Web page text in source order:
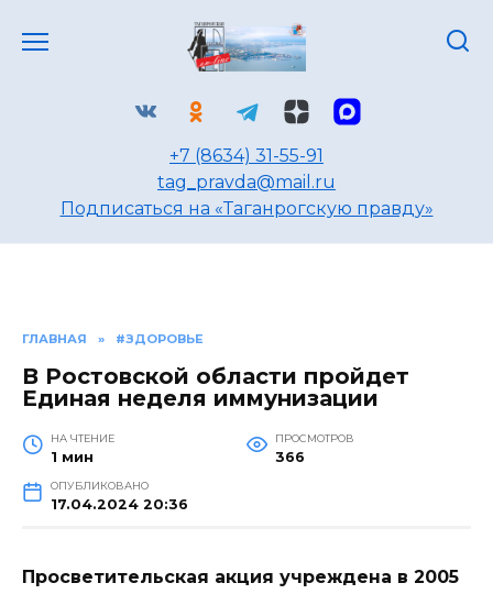
+7 (8634) 31-55-91
tag_pravda@mail.ru
Подписаться на «Таганрогскую правду»
ГЛАВНАЯ » #ЗДОРОВЬЕ
В Ростовской области пройдет
Единая неделя иммунизации
НА ЧТЕНИЕ
1 мин
ПРОСМОТРОВ
366
ОПУБЛИКОВАНО
17.04.2024 20:36
Просветительская акция учреждена в 2005